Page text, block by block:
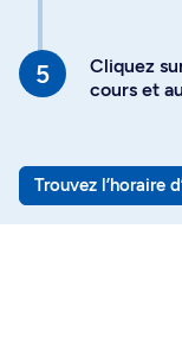
Cliquez
cours et
Trouvez l’horaire